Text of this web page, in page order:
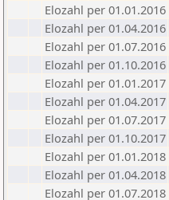
Elozahl per 01.01.2016
Elozahl per 01.04.2016
Elozahl per 01.07.2016
Elozahl per 01.10.2016
Elozahl per 01.01.2017
Elozahl per 01.04.2017
Elozahl per 01.07.2017
Elozahl per 01.10.2017
Elozahl per 01.01.2018
Elozahl per 01.04.2018
Elozahl per 01.07.2018